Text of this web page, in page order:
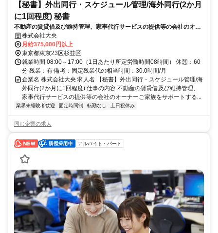
【秘書】外出同行・スケジュール管理/海外同行(2か月
に1回程度) 秘書
不動産の賃貸借及び維持管理、家事代行サービスの提供等の会社のオー
ナーご家族をサポートする秘書業務全般をお任せします。
株式会社大央
月給375,000円以上
東京都東京23区杉並区
就業時間 08:00～17:00（1日あたり所定労働時間08時間） 休憩：60
分 残業：有 備考：固定残業代の相当時間：30.0時間/月
企業名 株式会社大央 求人名 【秘書】外出同行・スケジュール管理/海
外同行(2か月に1回程度) 仕事の内容 不動産の賃貸借及び維持管理、
家事代行サービスの提供等の会社のオーナーご家族をサポートする...
業界未経験者歓迎 固定時間制 転勤なし 土日祝休み
同じ企業の求人
アルバイト・パート